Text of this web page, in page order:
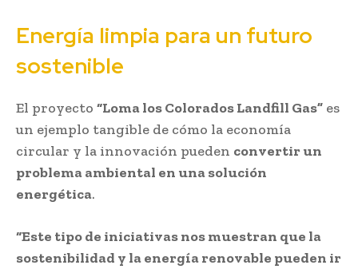
Energía limpia para un futuro
sostenible
El proyecto “Loma los Colorados Landfill Gas” es
un ejemplo tangible de cómo la economía
circular y la innovación pueden convertir un
problema ambiental en una solución
energética.
“Este tipo de iniciativas nos muestran que la
sostenibilidad y la energía renovable pueden ir